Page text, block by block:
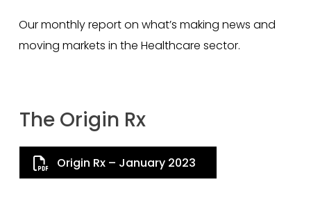
Our monthly report on what’s making news and
moving markets in the Healthcare sector.
The Origin Rx
Origin Rx – January 2023